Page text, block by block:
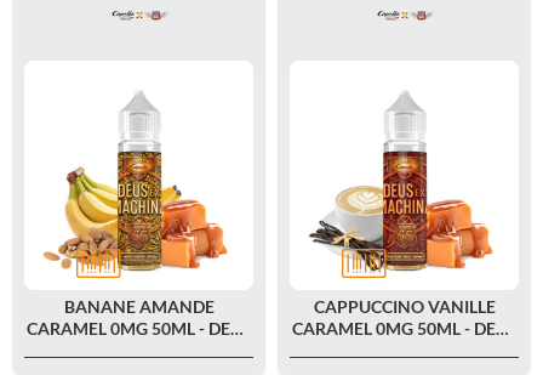
BANANE AMANDE
CARAMEL 0MG 50ML - DEUS
CAPPUCCINO VANILLE
CARAMEL 0MG 50ML - DEUS